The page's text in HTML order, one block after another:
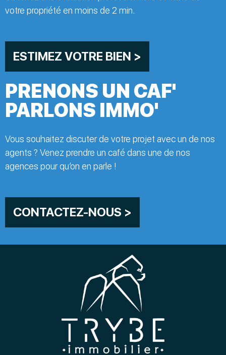
PRENONS UN CAF'
PARLONS IMMO'
Vous souhaitez discuter de votre projet avec un de nos
agents ? Venez prendre un café dans une de nos
agences pour qu’on en parle !
CONTACTEZ-NOUS >
votre propriété en moins de 2 min.
ESTIMEZ VOTRE BIEN >